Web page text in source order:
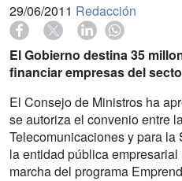
29/06/2011 Redacción
El Gobierno destina 35
financiar empresas del
El Consejo de Ministros ha
se autoriza el convenio entre
Telecomunicaciones y para
la entidad pública
marcha del programa